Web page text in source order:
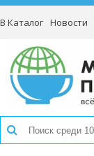
В Каталог Новости